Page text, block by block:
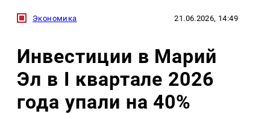
Экономика 21.06.2026, 14:49
Инвестиции в Марий
Эл в I квартале 2026
года упали на 40%